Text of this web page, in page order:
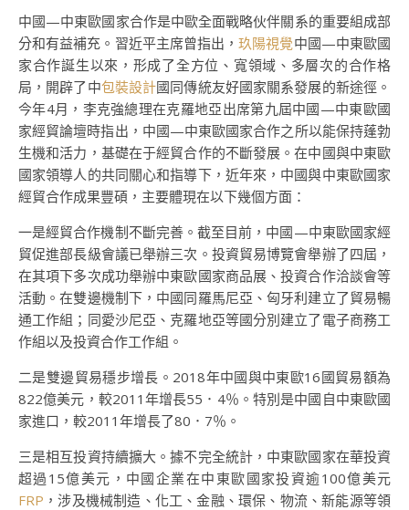
中國—中東歐國家合作是中歐全面戰略伙伴關系的重要組成部
分和有益補充。習近平主席曾指出，玖陽視覺中國—中東歐國
家合作誕生以來，形成了全方位、寬領域、多層次的合作格
局，開辟了中包裝設計國同傳統友好國家關系發展的新途徑。
今年4月，李克強總理在克羅地亞出席第九屆中國—中東歐國
家經貿論壇時指出，中國—中東歐國家合作之所以能保持蓬勃
生機和活力，基礎在于經貿合作的不斷發展。在中國與中東歐
國家領導人的共同關心和指導下，近年來，中國與中東歐國家
經貿合作成果豐碩，主要體現在以下幾個方面：
一是經貿合作機制不斷完善。截至目前，中國—中東歐國家經
貿促進部長級會議已舉辦三次。投資貿易博覽會舉辦了四屆，
在其項下多次成功舉辦中東歐國家商品展、投資合作洽談會等
活動。在雙邊機制下，中國同羅馬尼亞、匈牙利建立了貿易暢
通工作組；同愛沙尼亞、克羅地亞等國分別建立了電子商務工
作組以及投資合作工作組。
二是雙邊貿易穩步增長。2018年中國與中東歐16國貿易額為
822億美元，較2011年增長55．4％。特別是中國自中東歐國
家進口，較2011年增長了80．7％。
三是相互投資持續擴大。據不完全統計，中東歐國家在華投資
超過15億美元，中國企業在中東歐國家投資逾100億美元
FRP ，涉及機械制造、化工、金融、環保、物流、新能源等領